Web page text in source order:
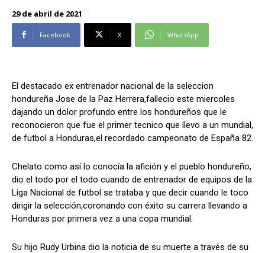
Alianza Patriotica
Libertad y Refundación
Frente Amplio
Nueva Ruta
Noticias
Contáctenos
Manténgase informado de nuestro contenido, recibiendo
noticias directamente en su correo electrónico.
Suscribirse
Alianza Patriotica
Libertad y Refundación
Frente Amplio
Nueva Ruta
Noticias
Contáctenos
Manténgase informado de nuestro contenido, recibiendo
noticias directamente en su correo electrónico.
Suscribirse
29 de abril de 2021
Facebook X WhatsApp
El destacado ex entrenador nacional de la seleccion
hondureña Jose de la Paz Herrera,fallecio este miercoles
dajando un dolor profundo entre los hondureños que le
reconocieron que fue el primer tecnico que llevo a un mundial,
de futbol a Honduras,el recordado campeonato de España 82.
Chelato como así lo conocía la afición y el pueblo hondureño,
dio el todo por el todo cuando de entrenador de equipos de la
Liga Nacional de futbol se trataba y que decir cuando le toco
dirigir la selección,coronando con éxito su carrera llevando a
Honduras por primera vez a una copa mundial.
Su hijo Rudy Urbina dio la noticia de su muerte a través de su